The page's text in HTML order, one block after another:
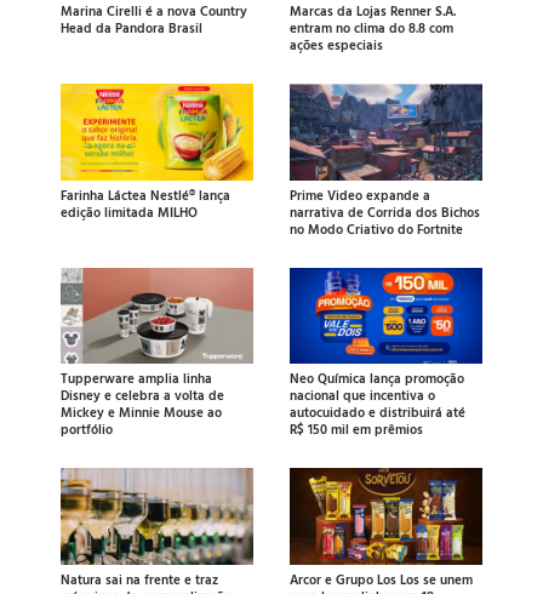
Marina Cirelli é a nova Country
Head da Pandora Brasil
Marcas da Lojas Renner S.A.
entram no clima do 8.8 com
ações especiais
Farinha Láctea Nestlé® lança
edição limitada MILHO
Prime Video expande a
narrativa de Corrida dos Bichos
no Modo Criativo do Fortnite
Tupperware amplia linha
Disney e celebra a volta de
Mickey e Minnie Mouse ao
portfólio
Neo Química lança promoção
nacional que incentiva o
autocuidado e distribuirá até
R$ 150 mil em prêmios
Natura sai na frente e traz
Arcor e Grupo Los Los se unem